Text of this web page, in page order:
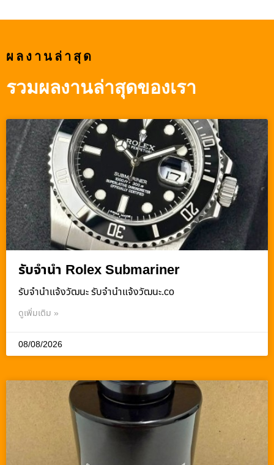
ผลงานล่าสุด
รวมผลงานล่าสุดของเรา
รับจำนำ Rolex Submariner
รับจํานําแจ้งวัฒนะ รับจํานําแจ้งวัฒนะ.co
ดูเพิ่มเติม »
08/08/2026